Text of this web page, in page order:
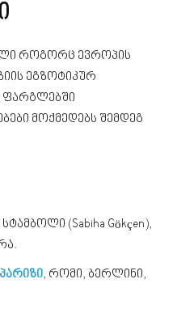
როგორც ევროპის
ეგზოტიკურ
ფარგლებში
მოქმედებს შემდეგ
სტამბოლი (Sabiha Gökçen),
პარიზი, რომი, ბერლინი,